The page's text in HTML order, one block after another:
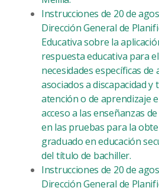
Instrucciones de 20 de
Dirección General de
Educativa sobre la
respuesta educativa para
necesidades específicas
asociados a discapacidad
atención o de aprendizaje
acceso a las enseñanzas
en las pruebas para la
graduado en educación
del título de bachiller.
Instrucciones de 20 de
Dirección General de